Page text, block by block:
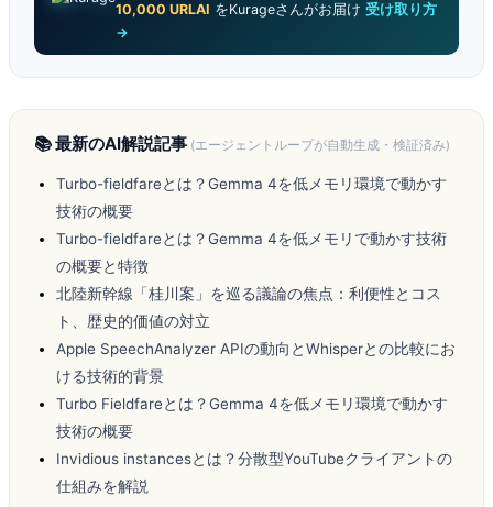
10,000 URLAI をKurageさんがお届け 受け取り方
→
📚 最新のAI解説記事 (エージェントループが自動生成・検証済み)
Turbo-fieldfareとは？Gemma 4を低メモリ環境で動かす
技術の概要
Turbo-fieldfareとは？Gemma 4を低メモリで動かす技術
の概要と特徴
北陸新幹線「桂川案」を巡る議論の焦点：利便性とコス
ト、歴史的価値の対立
Apple SpeechAnalyzer APIの動向とWhisperとの比較にお
ける技術的背景
Turbo Fieldfareとは？Gemma 4を低メモリ環境で動かす
技術の概要
Invidious instancesとは？分散型YouTubeクライアントの
仕組みを解説